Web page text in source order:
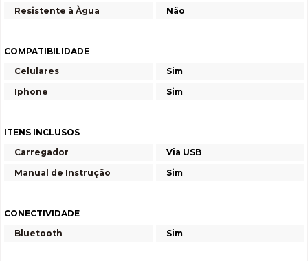
Resistente à Àgua
Não
COMPATIBILIDADE
Celulares
Sim
Iphone
Sim
ITENS INCLUSOS
Carregador
Via USB
Manual de Instrução
Sim
CONECTIVIDADE
Bluetooth
Sim